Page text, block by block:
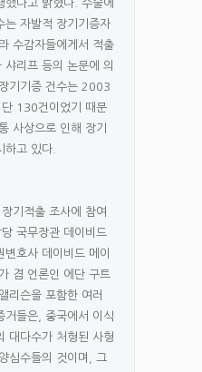
했다고 밝혔다. 수술에
는 자발적 장기기증자
수감자들에게서 적출
리프 등의 논문에 의
기기증 건수는 2003
130건이었기 때문
사상으로 인해 장기
하고 있다.
기적출 조사에 참여
국무장관 데이비드
변호사 데이비드 메이
겸 언론인 에단 구트
리슨을 포함한 여러
거들은, 중국에서 이식
대다수가 처형된 사형
심수들의 것이며, 그